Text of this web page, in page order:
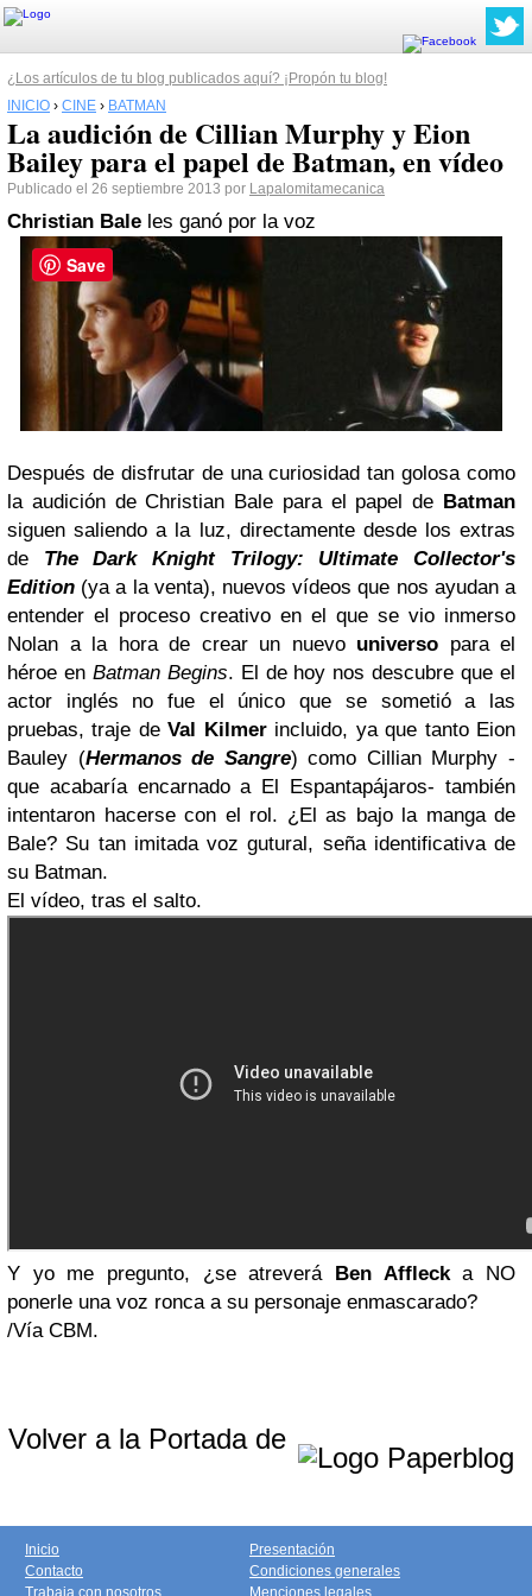
¿Los artículos de tu blog publicados aquí? ¡Propón tu blog!
INICIO › CINE › BATMAN
La audición de Cillian Murphy y Eion
Bailey para el papel de Batman, en vídeo
Publicado el 26 septiembre 2013 por Lapalomitamecanica
Christian Bale les ganó por la voz
Después de disfrutar de una curiosidad tan golosa como
la audición de Christian Bale para el papel de Batman
siguen saliendo a la luz, directamente desde los extras
de The Dark Knight Trilogy: Ultimate Collector's
Edition (ya a la venta), nuevos vídeos que nos ayudan a
entender el proceso creativo en el que se vio inmerso
Nolan a la hora de crear un nuevo universo para el
héroe en Batman Begins. El de hoy nos descubre que el
actor inglés no fue el único que se sometió a las
pruebas, traje deVal Kilmerincluido, ya que tanto Eion
Bauley (Hermanos de Sangre) como Cillian Murphy -
que acabaría encarnado a El Espantapájaros- también
intentaron hacerse con el rol. ¿El as bajo la manga de
Bale? Su tan imitada voz gutural, seña identificativa de
su Batman.
El vídeo, tras el salto.
Y yo me pregunto, ¿se atreverá Ben Afflecka NO
ponerle una voz ronca a su personaje enmascarado?
/Vía CBM.
Volver a la Portada de
Inicio
Contacto
Trabaja con nosotros
Presentación
Condiciones generales
Menciones legales
Save